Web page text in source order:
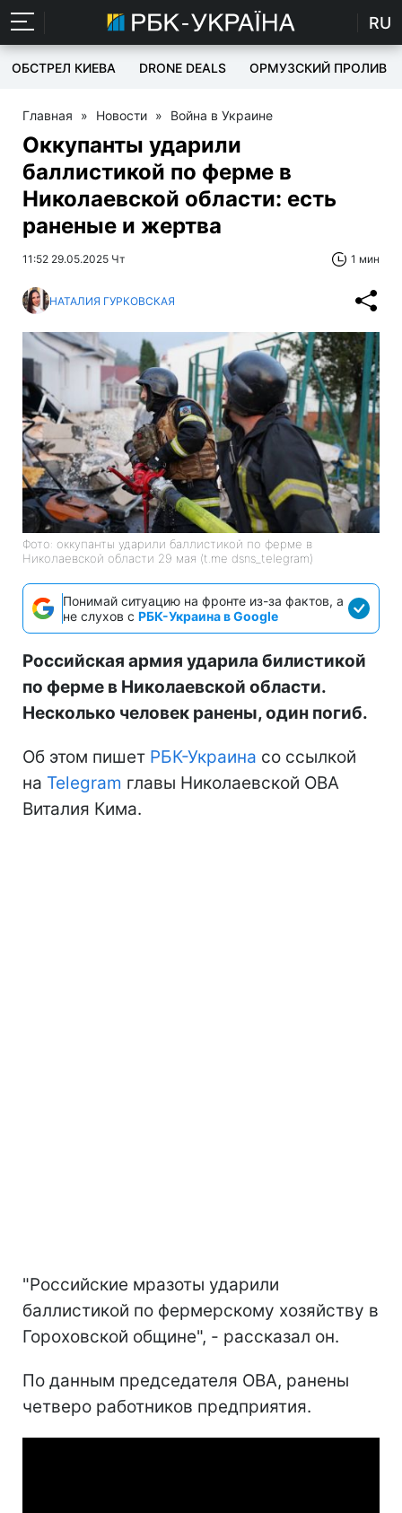
RU
ОБСТРЕЛ КИЕВА DRONE DEALS ОРМУЗСКИЙ ПРОЛИВ
Главная » Новости » Война в Украине
Оккупанты ударили
баллистикой по ферме в
Николаевской области: есть
раненые и жертва
11:52 29.05.2025 Чт 1 мин
НАТАЛИЯ ГУРКОВСКАЯ
Фото: оккупанты ударили баллистикой по ферме в
Николаевской области 29 мая (t.me dsns_telegram)
Понимай ситуацию на фронте из-за фактов, а
не слухов с РБК-Украина в Google
Российская армия ударила билистикой
по ферме в Николаевской области.
Несколько человек ранены, один погиб.
Об этом пишет РБК-Украина со ссылкой
на Telegram главы Николаевской ОВА
Виталия Кима.
"Российские мразоты ударили
баллистикой по фермерскому хозяйству в
Гороховской общине", - рассказал он.
По данным председателя ОВА, ранены
четверо работников предприятия.